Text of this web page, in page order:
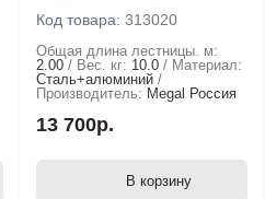
Код товара: 313020
Общая длина лестницы. м:
2.00
Вес. кг: 10.0
Материал:
Сталь+алюминий
Производитель: Megal Россия
13 700р.
В корзину